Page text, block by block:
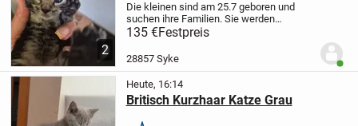
2
Die kleinen sind am 25.7 geboren und
suchen ihre Familien. Sie werden
mehrfach entwurmt u stubenrein
135 €Festpreis
28857 Syke
Heute, 16:14
Britisch Kurzhaar Katze Grau